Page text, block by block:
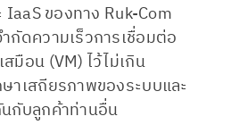
IaaS ของทาง Ruk-Com
กัดความเร็วการเชื่อมต่อ
มือน (VM) ไว้ไม่เกิน
าเสถียรภาพของระบบและ
กับลูกค้าท่านอื่น